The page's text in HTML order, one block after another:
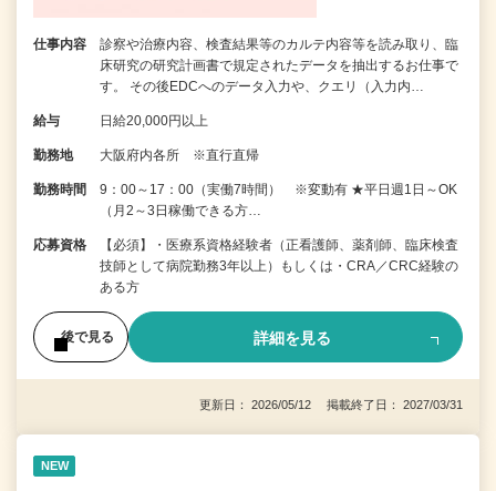
仕事内容
診察や治療内容、検査結果等のカルテ内容等を読み取り、臨
床研究の研究計画書で規定されたデータを抽出するお仕事で
す。 その後EDCへのデータ入力や、クエリ（入力内…
給与 日給20,000円以上
勤務地 大阪府内各所 ※直行直帰
勤務時間
9：00～17：00（実働7時間） ※変動有 ★平日週1日～OK
（月2～3日稼働できる方…
応募資格
【必須】・医療系資格経験者（正看護師、薬剤師、臨床検査
技師として病院勤務3年以上）もしくは・CRA／CRC経験の
ある方
後で見る 詳細を見る
更新日： 2026/05/12 掲載終了日： 2027/03/31
NEW